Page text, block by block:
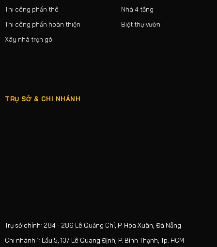
Thi công phần thô
Thi công phần hoàn thiện
Xây nhà trọn gói
Nhà 4 tầng
Biệt thự vườn
TRỤ SỞ & CHI NHÁNH
Trụ sở chính: 284 - 286 Lê Quảng Chí, P. Hòa Xuân, Đà Nẵng
Chi nhánh 1: Lầu 5, 137 Lê Quang Định, P. Bình Thạnh, Tp. HCM